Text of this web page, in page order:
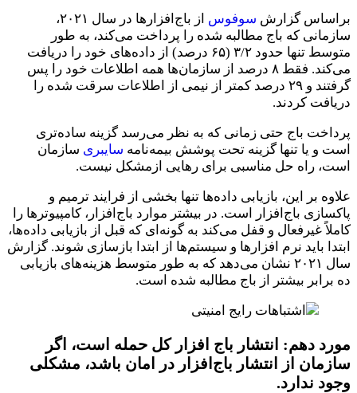
براساس گزارش سوفوس
از باج‌افزارها در سال ۲۰۲۱،
سازمانی که باج مطالبه شده را پرداخت می‌کند، به طور
متوسط تنها حدود ۳/۲ (۶۵ درصد) از داده‌های خود را دریافت
می‌کند. فقط ۸ درصد از سازمان‌ها همه اطلاعات خود را پس
گرفتند و ۲۹ درصد کمتر از نیمی از اطلاعات سرقت شده را
دریافت کردند.
پرداخت باج حتی زمانی که به نظر می‌رسد گزینه ساده‌تری
است و یا تنها گزینه تحت پوشش بیمه‌نامه سایبری سازمان
است، راه حل مناسبی برای رهایی ازمشکل نیست.
علاوه بر این، بازیابی داده‌ها تنها بخشی از فرایند ترمیم و
پاکسازی باج‌افزار است. در بیشتر موارد باج‌افزار، کامپیوترها را
کاملاً غیرفعال و قفل می‌کند به گونه‌ای که قبل از بازیابی داده‌ها،
ابتدا باید نرم افزارها و سیستم‌ها از ابتدا بازسازی شوند. گزارش
سال ۲۰۲۱ نشان می‌دهد که به طور متوسط هزینه‌های بازیابی
ده برابر بیشتر از باج مطالبه شده است.
مورد دهم: انتشار باج افزار کل حمله است، اگر
سازمان از انتشار باج‌افزار در امان باشد، مشکلی
وجود ندارد.